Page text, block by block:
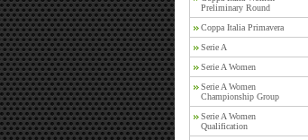
Preliminary Round
Coppa Italia Primavera
Serie A
Serie A Women
Serie A Women
Championship Group
Serie A Women
Qualification